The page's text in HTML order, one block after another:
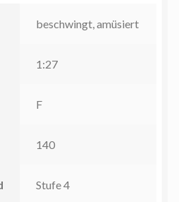
beschwingt, amüsiert
1:27
F
140
Stufe 4